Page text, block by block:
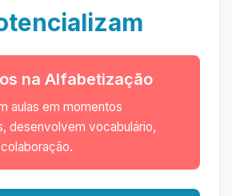
na Alfabetização
aulas em momentos
desenvolvem vocabulário,